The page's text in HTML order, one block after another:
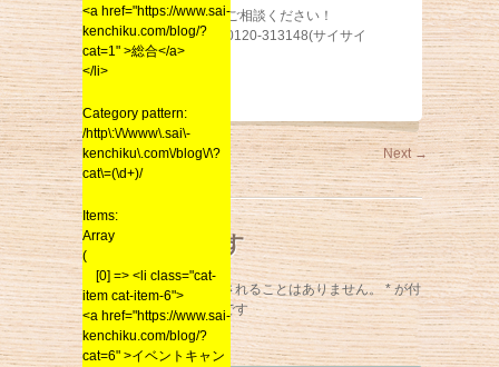
是非、お気軽にご相談ください！
ＳＡＩ建築社
0120-313148(サイサイ
シアワセ)
←Previous Next→
コメントを残す
メールアドレスが公開されることはありません。 *が付
いている欄は必須項目です
名前 *
<a href="https://www.sai-
kenchiku.com/blog/?
cat=1" >総合</a>
</li>
Category pattern:
/http\:\/\/www\.sai\-
kenchiku\.com\/blog\/\?
cat\=(\d+)/
Items:
Array
(
[0] => <li class="cat-
item cat-item-6">
<a href="https://www.sai-
kenchiku.com/blog/?
cat=6" >イベントキャン